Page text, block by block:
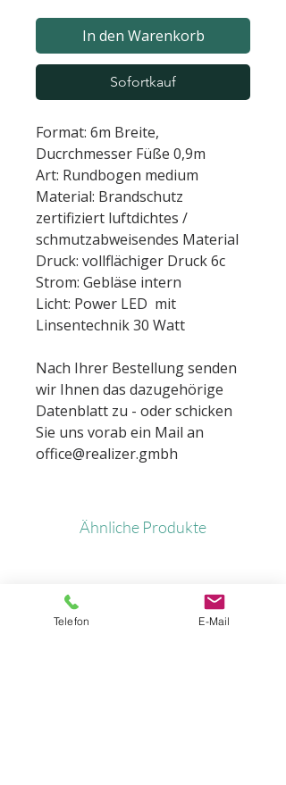
In den Warenkorb
Sofortkauf
Format: 6m Breite,
Ducrchmesser Füße 0,9m
Art: Rundbogen medium
Material: Brandschutz
zertifiziert luftdichtes /
schmutzabweisendes Material
Druck: vollflächiger Druck 6c
Strom: Gebläse intern
Licht: Power LED mit
Linsentechnik 30 Watt
Nach Ihrer Bestellung senden
wir Ihnen das dazugehörige
Datenblatt zu - oder schicken
Sie uns vorab ein Mail an
office@realizer.gmbh
Ähnliche Produkte
Telefon E-Mail